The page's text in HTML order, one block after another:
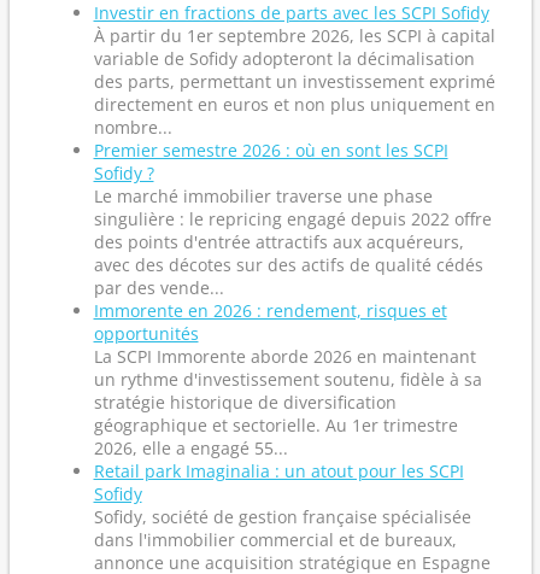
Investir en fractions de parts avec les SCPI Sofidy
À partir du 1er septembre 2026, les SCPI à capital
variable de Sofidy adopteront la décimalisation
des parts, permettant un investissement exprimé
directement en euros et non plus uniquement en
nombre...
Premier semestre 2026 : où en sont les SCPI
Sofidy ?
Le marché immobilier traverse une phase
singulière : le repricing engagé depuis 2022 offre
des points d'entrée attractifs aux acquéreurs,
avec des décotes sur des actifs de qualité cédés
par des vende...
Immorente en 2026 : rendement, risques et
opportunités
La SCPI Immorente aborde 2026 en maintenant
un rythme d'investissement soutenu, fidèle à sa
stratégie historique de diversification
géographique et sectorielle. Au 1er trimestre
2026, elle a engagé 55...
Retail park Imaginalia : un atout pour les SCPI
Sofidy
Sofidy, société de gestion française spécialisée
dans l'immobilier commercial et de bureaux,
annonce une acquisition stratégique en Espagne